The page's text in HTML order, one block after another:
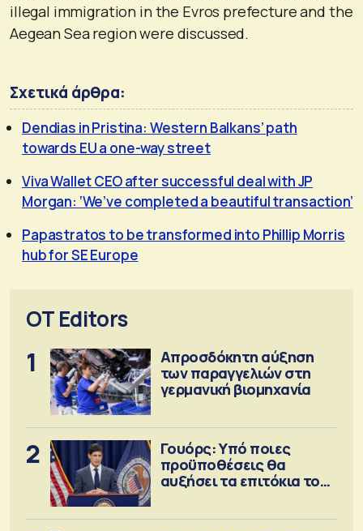
illegal immigration in the Evros prefecture and the
Aegean Sea region were discussed.
Σχετικά άρθρα:
Dendias in Pristina: Western Balkans’ path
towards EU a one-way street
Viva Wallet CEO after successful deal with JP
Morgan: ‘We’ve completed a beautiful transaction’
Papastratos to be transformed into Phillip Morris
hub for SE Europe
OT Editors
1
Απροσδόκητη αύξηση
των παραγγελιών στη
γερμανική βιομηχανία
2
Γουόρς: Υπό ποιες
προϋποθέσεις θα
αυξήσει τα επιτόκια τον